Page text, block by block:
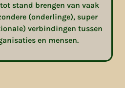
stand brengen van vaak
(onderlinge), super
verbindingen tussen
en mensen.